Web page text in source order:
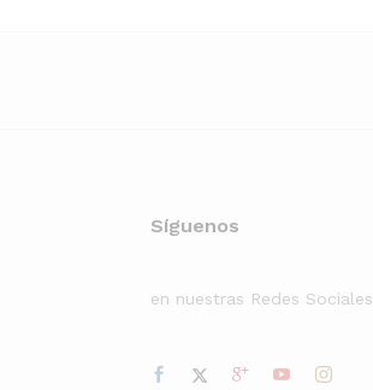
Síguenos
en nuestras Redes Sociales